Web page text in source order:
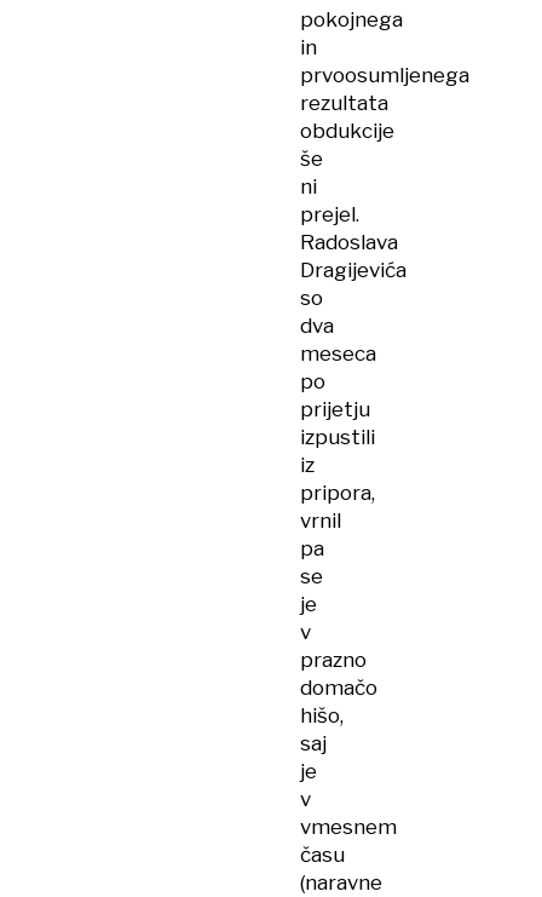
pokojnega
in
prvoosumljenega
rezultata
obdukcije
še
ni
prejel.
Radoslava
Dragijevića
so
dva
meseca
po
prijetju
izpustili
iz
pripora,
vrnil
pa
se
je
v
prazno
domačo
hišo,
saj
je
v
vmesnem
času
(naravne